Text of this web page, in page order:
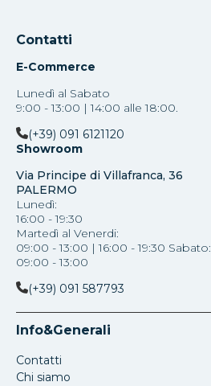
Contatti
E-Commerce
Lunedì al Sabato
9:00 - 13:00 | 14:00 alle 18:00.
(+39) 091 6121120
Showroom
Via Principe di Villafranca, 36
PALERMO
Lunedì:
16:00 - 19:30
Martedì al Venerdi:
09:00 - 13:00 | 16:00 - 19:30 Sabato:
09:00 - 13:00
(+39) 091 587793
Info&Generali
Contatti
Chi siamo